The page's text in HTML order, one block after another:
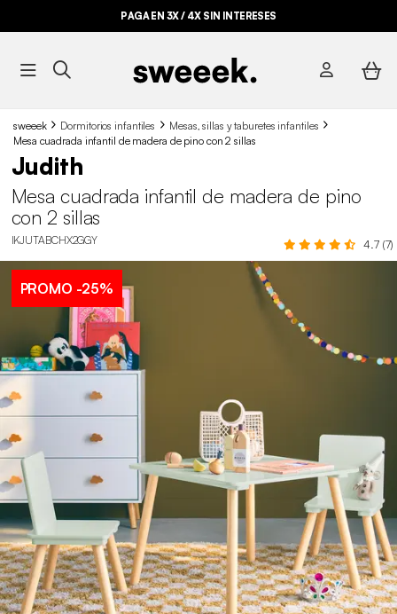
PAGA EN 3X / 4X SIN INTERESES
sweeek Dormitorios infantiles
Mesas, sillas y taburetes infantiles
Mesa cuadrada infantil de madera de pino con 2 sillas
Judith
Mesa cuadrada infantil de madera de pino
con 2 sillas
IKJUTABCHX2GGY 4.7 (7)
PROMO -25%